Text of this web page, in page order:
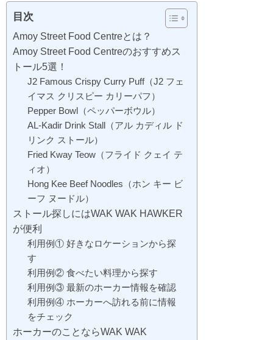
目次
Amoy Street Food Centreとは？
Amoy Street Food Centreのおすすめス
トール5選！
J2 Famous Crispy Curry Puff（J2 フェ
イマス クリスピー カリーパフ）
Pepper Bowl（ペッパーボウル）
AL-Kadir Drink Stall（アル カディル ド
リンク ストール）
Fried Kway Teow（フライド クェイ テ
ィオ）
Hong Kee Beef Noodles（ホン キー ビ
ーフ ヌードル）
ストール探しにはWAK WAK HAWKER
が便利
利用例① 好きなロケーションから探
す
利用例② 食べたい料理から探す
利用例③ 最新のホーカー情報を確認
利用例④ ホーカーへ訪れる前に情報
をチェック
ホーカーのことならWAK WAK